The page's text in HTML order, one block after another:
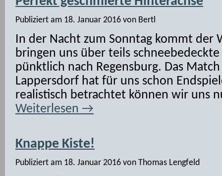
Publiziert am 18. Januar 2016 von Bertl
In der Nacht zum Sonntag kommt der
bringen uns über teils
pünktlich nach Regensburg. Das
Lappersdorf hat für uns schon
realistisch betrachtet können wir uns
Weiterlesen →
Knappe Kiste!
Publiziert am 18. Januar 2016 von Thomas Lengfeld